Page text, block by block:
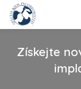
Získejte